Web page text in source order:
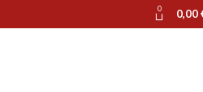
0 0,00